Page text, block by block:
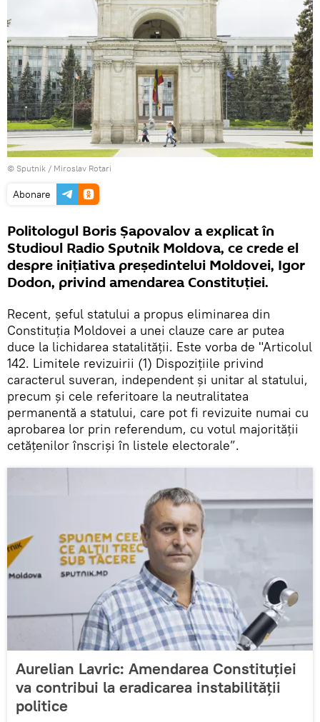
© Sputnik / Miroslav Rotari
Abonare
Politologul Boris Șapovalov a explicat în
Studioul Radio Sputnik Moldova, ce crede el
despre inițiativa președintelui Moldovei, Igor
Dodon, privind amendarea Constituției.
Recent, șeful statului a propus eliminarea din
Constituția Moldovei a unei clauze care ar putea
duce la lichidarea statalității. Este vorba de "Articolul
142. Limitele revizuirii (1) Dispoziţiile privind
caracterul suveran, independent şi unitar al statului,
precum şi cele referitoare la neutralitatea
permanentă a statului, care pot fi revizuite numai cu
aprobarea lor prin referendum, cu votul majorităţii
cetăţenilor înscrişi în listele electorale”.
Aurelian Lavric: Amendarea Constituției
va contribui la eradicarea instabilității
politice